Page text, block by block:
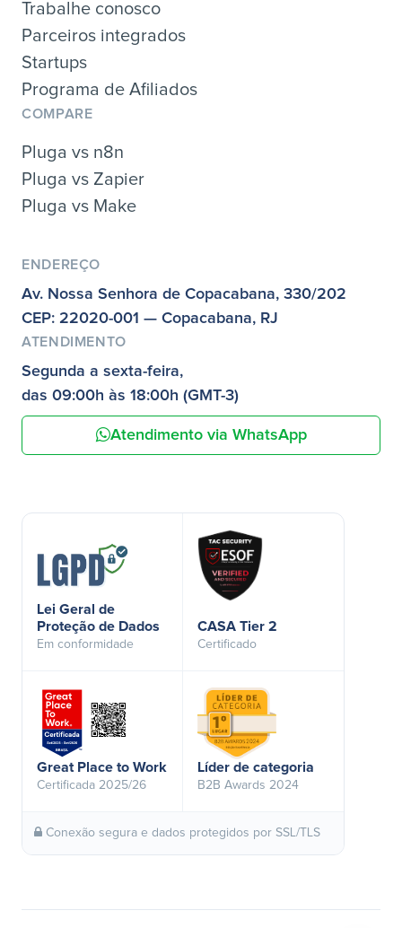
Trabalhe conosco
Parceiros integrados
Startups
Programa de Afiliados
COMPARE
Pluga vs n8n
Pluga vs Zapier
Pluga vs Make
ENDEREÇO
Av. Nossa Senhora de Copacabana, 330/202
CEP: 22020-001 — Copacabana, RJ
ATENDIMENTO
Segunda a sexta-feira,
das 09:00h às 18:00h (GMT-3)
Atendimento via WhatsApp
Lei Geral de
Proteção de Dados
Em conformidade
CASA Tier 2
Certificado
Great Place to Work
Certificada 2025/26
Líder de categoria
B2B Awards 2024
Conexão segura e dados protegidos por SSL/TLS